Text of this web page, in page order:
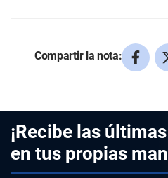
Compartir la nota:
¡Recibe las
en tus propias